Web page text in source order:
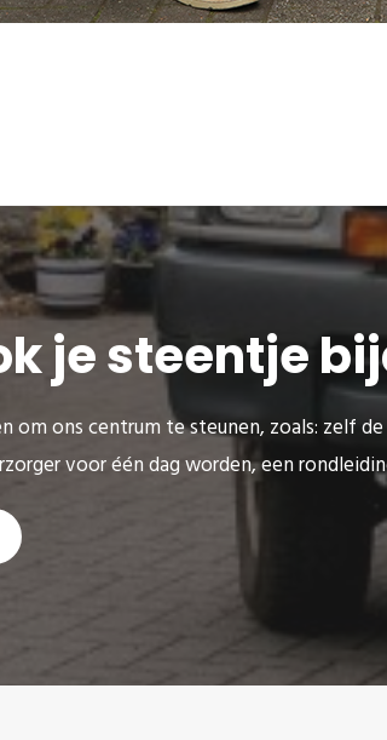
je steentje
om ons centrum te steunen, zoals: zelf
voor één dag worden, een